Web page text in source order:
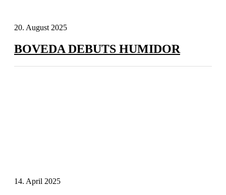
20. August 2025
BOVEDA DEBUTS HUMIDOR
14. April 2025